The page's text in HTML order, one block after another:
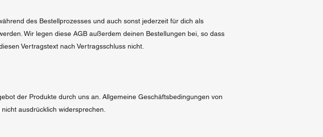
des Bestellprozesses und auch sonst jederzeit für dich als
Wir legen diese AGB außerdem deinen Bestellungen bei, so dass
Vertragstext nach Vertragsschluss nicht.
der Produkte durch uns an. Allgemeine Geschäftsbedingungen von
ausdrücklich widersprechen.